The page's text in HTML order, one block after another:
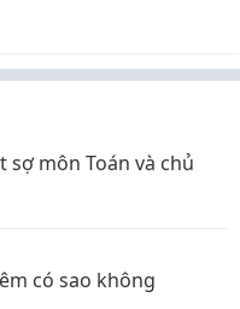
sợ môn Toán và chủ
có sao không